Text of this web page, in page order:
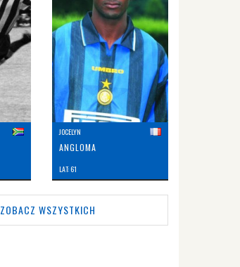
JOCELYN
ANGLOMA
LAT: 61
ZOBACZ WSZYSTKICH